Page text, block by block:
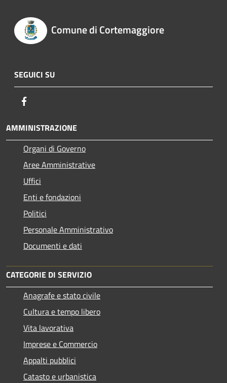
Comune di Cortemaggiore
SEGUICI SU
AMMINISTRAZIONE
Organi di Governo
Aree Amministrative
Uffici
Enti e fondazioni
Politici
Personale Amministrativo
Documenti e dati
CATEGORIE DI SERVIZIO
Anagrafe e stato civile
Cultura e tempo libero
Vita lavorativa
Imprese e Commercio
Appalti pubblici
Catasto e urbanistica